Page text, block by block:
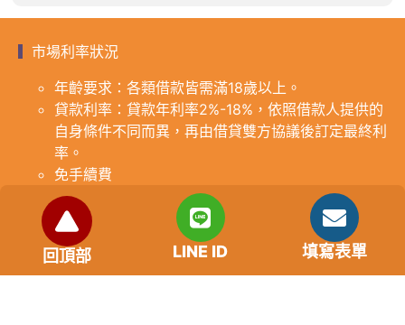
市場利率狀況
年齡要求：各類借款皆需滿18歲以上。
貸款利率：貸款年利率2%-18%，依照借款人提供的
自身條件不同而異，再由借貸雙方協議後訂定最終利
率。
免手續費
還款期限：最短1個月，最長180個月，依照借貸雙
方協議而訂。
範例試算：小明急需現金10萬元，經多方比較利率
後選定金主，雙方簽定於36個月內須還清借款，年
回頂部 LINE ID 填寫表單